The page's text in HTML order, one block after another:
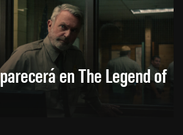
en The Legend of